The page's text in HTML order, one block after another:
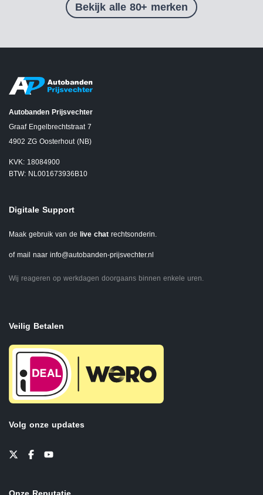
Bekijk alle 80+ merken
Autobanden Prijsvechter
Graaf Engelbrechtstraat 7
4902 ZG Oosterhout (NB)
KVK: 18084900
BTW: NL001673936B10
Digitale Support
Maak gebruik van de live chat rechtsonderin.
of mail naar info@autobanden-prijsvechter.nl
Wij reageren op werkdagen doorgaans binnen enkele uren.
Veilig Betalen
Volg onze updates